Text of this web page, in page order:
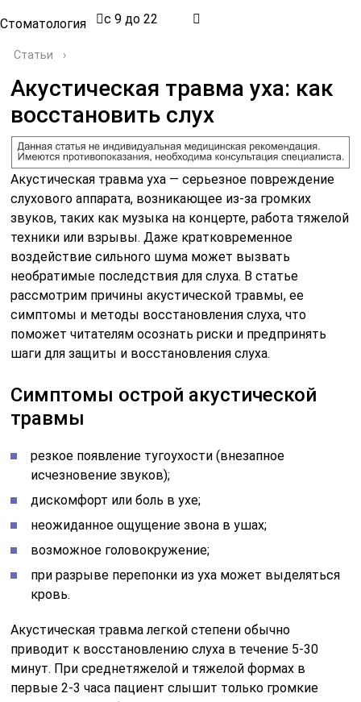
Стоматология с 9 до 22
Статьи ›
Акустическая травма уха: как
восстановить слух
Акустическая травма уха — серьезное повреждение
слухового аппарата, возникающее из-за громких
звуков, таких как музыка на концерте, работа тяжелой
техники или взрывы. Даже кратковременное
воздействие сильного шума может вызвать
необратимые последствия для слуха. В статье
рассмотрим причины акустической травмы, ее
симптомы и методы восстановления слуха, что
поможет читателям осознать риски и предпринять
шаги для защиты и восстановления слуха.
Симптомы острой акустической
травмы
резкое появление тугоухости (внезапное
исчезновение звуков);
дискомфорт или боль в ухе;
неожиданное ощущение звона в ушах;
возможное головокружение;
при разрыве перепонки из уха может выделяться
кровь.
Акустическая травма легкой степени обычно
приводит к восстановлению слуха в течение 5-30
минут. При среднетяжелой и тяжелой формах в
первые 2-3 часа пациент слышит только громкие